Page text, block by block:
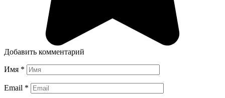
Добавить комментарий
Имя *
Email *